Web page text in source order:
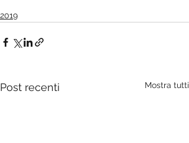
2019
Post recenti Mostra tutti